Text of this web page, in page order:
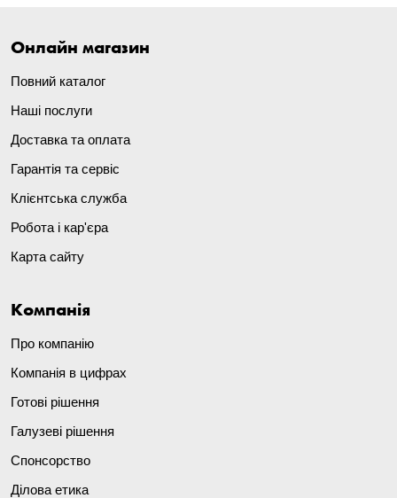
Онлайн магазин
Повний каталог
Наші послуги
Доставка та оплата
Гарантія та сервіс
Клієнтська служба
Робота і кар'єра
Карта сайту
Компанія
Про компанію
Компанія в цифрах
Готові рішення
Галузеві рішення
Спонсорство
Ділова етика